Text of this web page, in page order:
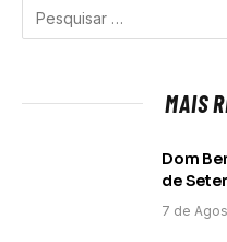
MAIS
Dom
de
7 de